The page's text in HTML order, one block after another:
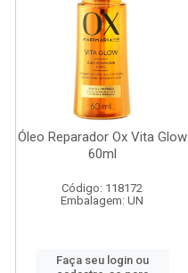
Óleo Reparador Ox Vita Glow
60ml
Código: 118172
Embalagem: UN
Faça seu login ou